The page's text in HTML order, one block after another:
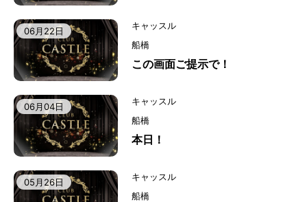
06月22日
キャッスル
船橋
この画面ご提示で！
06月04日
キャッスル
船橋
本日！
05月26日
キャッスル
船橋